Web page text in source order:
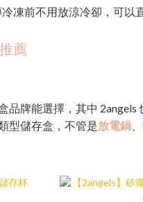
凍前不用放涼冷卻，可以
薦
品牌能選擇，其中
型儲存盒，不管是放電鍋